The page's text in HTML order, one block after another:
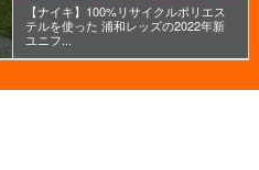
【ナイキ】100%リサイクルポリエス
テルを使った 浦和レッズの2022年新
ユニフ...